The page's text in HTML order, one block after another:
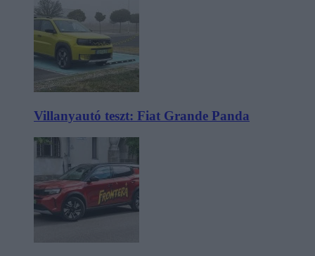
Villanyautó teszt: Fiat Grande Panda